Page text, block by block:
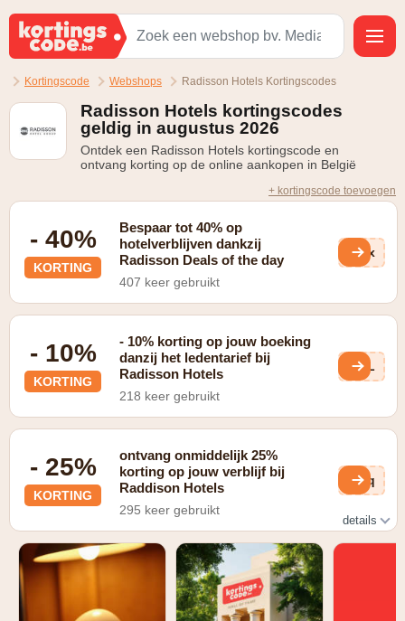
Kortingscode Webshops Radisson Hotels Kortingscodes
Radisson Hotels kortingscodes
geldig in augustus 2026
Ontdek een Radisson Hotels kortingscode en
ontvang korting op de online aankopen in België
+ kortingscode toevoegen
- 40%
KORTING
Bespaar tot 40% op
hotelverblijven dankzij
Radisson Deals of the day
407 keer gebruikt
uCx
- 10%
KORTING
- 10% korting op jouw boeking
danzij het ledentarief bij
Radisson Hotels
218 keer gebruikt
kmL
- 25%
KORTING
ontvang onmiddelijk 25%
korting op jouw verblijf bij
Raddison Hotels
295 keer gebruikt
edq
details
Plan en bespaar: Boek uw verblijf vooruit en bespaar tot
25% met ons vooruitbetalingstarief.